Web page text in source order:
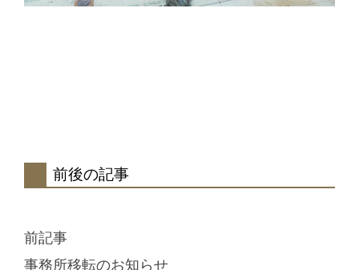
前後の記事
前記事
事務所移転のお知らせ